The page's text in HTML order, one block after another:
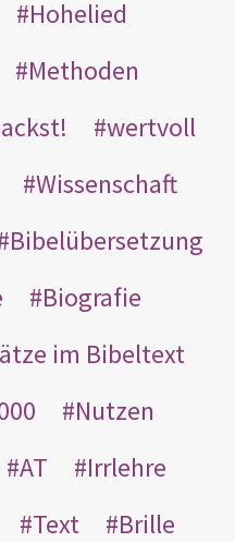
Hohelied
Methoden
wertvoll
Wissenschaft
Bibelübersetzung
Biografie
im Bibeltext
Nutzen
AT
Irrlehre
Text
Brille